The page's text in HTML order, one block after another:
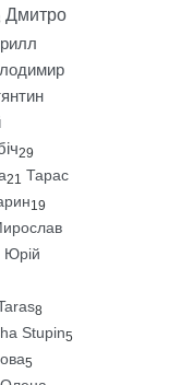
Дмитро
29
21 Тарас
19
Юрій
8
Stupin5
5